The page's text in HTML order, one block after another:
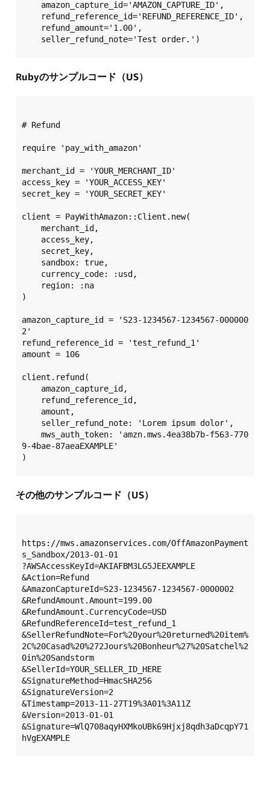
Rubyのサンプルコード（US）
# Refund
require 'pay_with_amazon'
merchant_id = 'YOUR_MERCHANT_ID'
access_key = 'YOUR_ACCESS_KEY'
secret_key = 'YOUR_SECRET_KEY'
client = PayWithAmazon::Client.new(
)
amazon_capture_id = 'S23-1234567-1234567-000000
2'
refund_reference_id = 'test_refund_1'
amount = 106
client.refund(
9-4bae-87aeaEXAMPLE'
その他のサンプルコード（US）
https://mws.amazonservices.com/OffAmazonPayment
s_Sandbox/2013-01-01
?AWSAccessKeyId=AKIAFBM3LG5JEEXAMPLE
&Action=Refund
&AmazonCaptureId=S23-1234567-1234567-0000002
&RefundAmount.Amount=199.00
&RefundAmount.CurrencyCode=USD
&RefundReferenceId=test_refund_1
&SellerRefundNote=For%20your%20returned%20item%
2C%20Casad%20%272Jours%20Bonheur%27%20Satchel%2
0in%20Sandstorm
&SellerId=YOUR_SELLER_ID_HERE
&SignatureMethod=HmacSHA256
&SignatureVersion=2
&Timestamp=2013-11-27T19%3A01%3A11Z
&Version=2013-01-01
&Signature=WlQ708aqyHXMkoUBk69Hjxj8qdh3aDcqpY71